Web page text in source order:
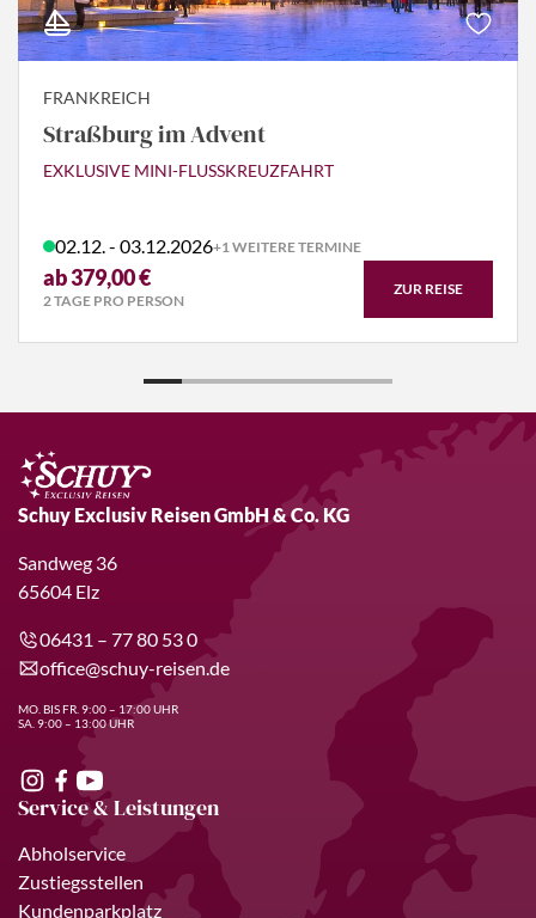
FRANKREICH
Straßburg im Advent
EXKLUSIVE MINI-FLUSSKREUZFAHRT
02.12. - 03.12.2026+1 WEITERE TERMINE
ab 379,00 €
2 TAGE PRO PERSON
ZUR REISE
Schuy Exclusiv Reisen GmbH & Co. KG
Sandweg 36
65604 Elz
06431 – 77 80 53 0
office@schuy-reisen.de
MO. BIS FR. 9:00 – 17:00 UHR
SA. 9:00 – 13:00 UHR
Service & Leistungen
Abholservice
Zustiegsstellen
Kundenparkplatz